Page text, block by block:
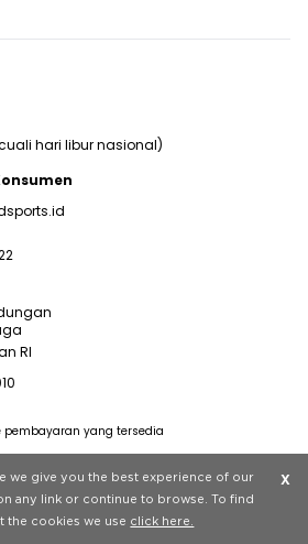
hari libur nasional)
RI
JD Sports All rights reserved.
pembayaran yang tersedia
we give you the best experience of our
any link or continue to browse. To find
the cookies we use click here.
X